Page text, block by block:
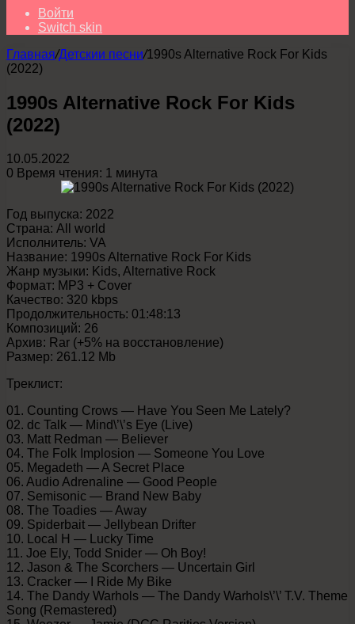
Войти
Switch skin
Главная/Детскии песни/1990s Alternative Rock For Kids
(2022)
1990s Alternative Rock For Kids
(2022)
10.05.2022
0 Время чтения: 1 минута
Год выпуска: 2022
Страна: All world
Исполнитель: VA
Название: 1990s Alternative Rock For Kids
Жанр музыки: Kids, Alternative Rock
Формат: MP3 + Cover
Качество: 320 kbps
Продолжительность: 01:48:13
Композиций: 26
Архив: Rar (+5% на восстановление)
Размер: 261.12 Mb
Треклист:
01. Counting Crows — Have You Seen Me Lately?
02. dc Talk — Mind\’\’s Eye (Live)
03. Matt Redman — Believer
04. The Folk Implosion — Someone You Love
05. Megadeth — A Secret Place
06. Audio Adrenaline — Good People
07. Semisonic — Brand New Baby
08. The Toadies — Away
09. Spiderbait — Jellybean Drifter
10. Local H — Lucky Time
11. Joe Ely, Todd Snider — Oh Boy!
12. Jason & The Scorchers — Uncertain Girl
13. Cracker — I Ride My Bike
14. The Dandy Warhols — The Dandy Warhols\’\’ T.V. Theme
Song (Remastered)